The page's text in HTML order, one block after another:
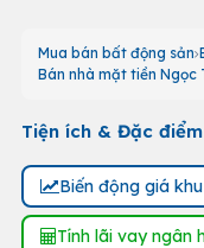
Mua bán bất động sản
Bán nhà mặt tiền Ngọc
Tiện ích & Đặc điểm
Biến động giá
Tính lãi vay ngân